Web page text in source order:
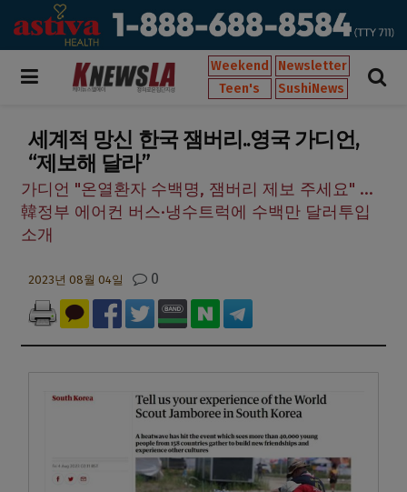
Weekend
Newsletter
Teen's
SushiNews
세계적 망신 한국 잼버리..영국 가디언,
“제보해 달라”
가디언 "온열환자 수백명, 잼버리 제보 주세요" ...
韓정부 에어컨 버스·냉수트럭에 수백만 달러투입
소개
2023년 08월 04일 0